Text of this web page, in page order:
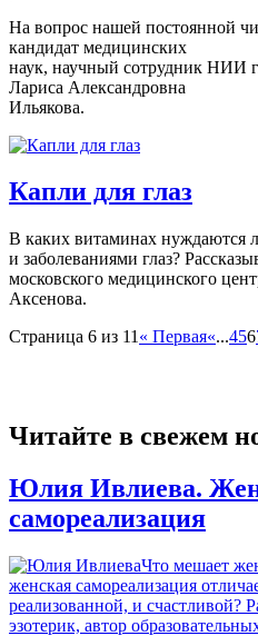
На вопрос нашей постоянной
кандидат медицинских
наук, научный сотрудник НИИ
Лариса Александровна
Ильякова.
Капли для глаз
В каких витаминах нуждаются
и заболеваниями глаз?
московского медицинского
Аксенова.
Страница 6 из 11 « Первая«...456
Читайте в свежем
Юлия Ивлиева.
самореализация
Что мешает
женская самореализация
реализованной, и счастливой?
эзотерик, автор